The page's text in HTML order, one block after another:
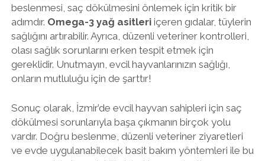
beslenmesi, saç dökülmesini önlemek için kritik bir
adımdır. Omega-3 yağ asitleriiçeren gıdalar, tüylerin
sağlığını artırabilir. Ayrıca, düzenli veteriner kontrolleri,
olası sağlık sorunlarını erken tespit etmek için
gereklidir. Unutmayın, evcil hayvanlarınızın sağlığı,
onların mutluluğu için de şarttır!
Sonuç olarak, İzmir’de evcil hayvan sahipleri için saç
dökülmesi sorunlarıyla başa çıkmanın birçok yolu
vardır. Doğru beslenme, düzenli veteriner ziyaretleri
ve evde uygulanabilecek basit bakım yöntemleri ile bu